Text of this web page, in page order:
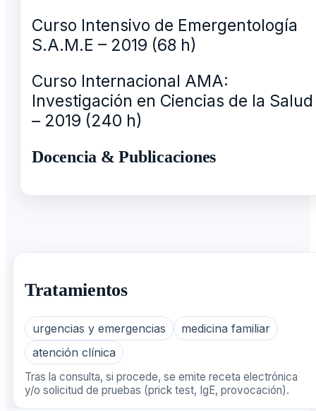
Curso Intensivo de Emergentología
S.A.M.E – 2019 (68 h)
Curso Internacional AMA:
Investigación en Ciencias de la Salud
– 2019 (240 h)
Docencia & Publicaciones
Tratamientos
urgencias y emergencias
medicina familiar
atención clínica
Tras la consulta, si procede, se emite receta electrónica
y/o solicitud de pruebas (prick test, IgE, provocación).